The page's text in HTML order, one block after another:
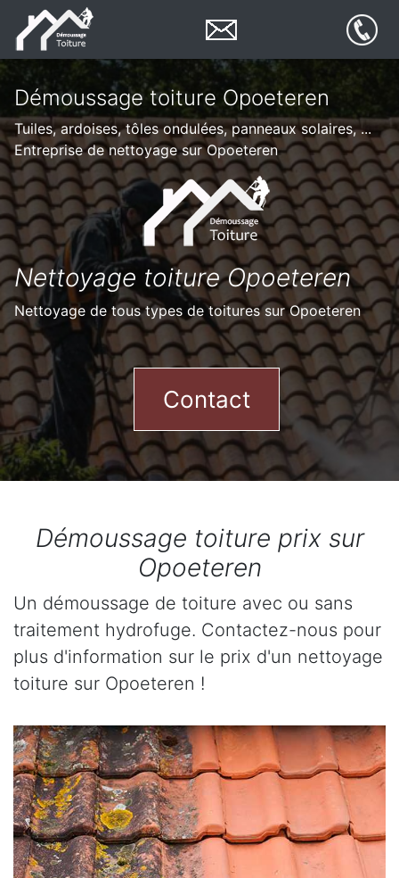
Démoussage toiture Opoeteren
Tuiles, ardoises, tôles ondulées, panneaux solaires, ...
Entreprise de nettoyage sur Opoeteren
Nettoyage toiture Opoeteren
Nettoyage de tous types de toitures sur Opoeteren
Contact
Démoussage toiture prix sur
Opoeteren
Un démoussage de toiture avec ou sans
traitement hydrofuge. Contactez-nous pour
plus d'information sur le prix d'un nettoyage
toiture sur Opoeteren !